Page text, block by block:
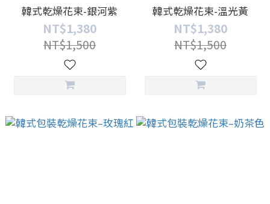
韓式乾燥花束-銀河紫
NT$1,380
NT$1,500
韓式乾燥花束-溫光黃
NT$1,380
NT$1,500